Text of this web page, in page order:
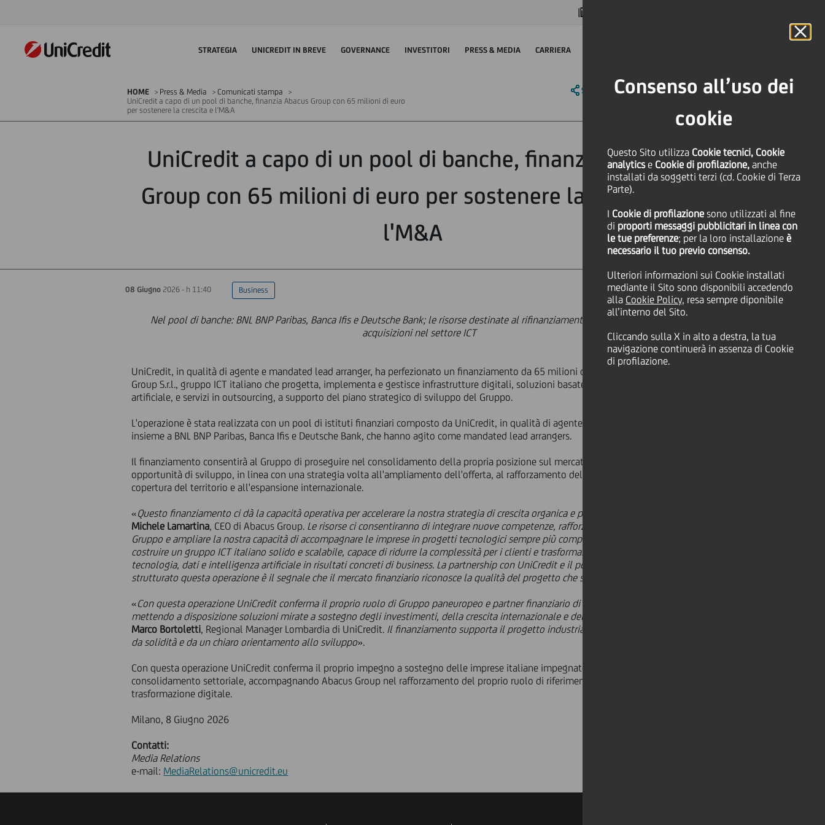
Consenso all’uso dei
cookie
Questo Sito utilizza Cookie tecnici, Cookie
analyticse Cookie di profilazione, anche
installati da soggetti terzi (cd. Cookie di Terza
Parte).
I Cookie di profilazione sono utilizzati al fine
di proporti messaggi pubblicitari in linea con
le tue preferenze; per la loro installazione è
necessario il tuo previo consenso.
Ulteriori informazioni sui Cookie installati
mediante il Sito sono disponibili accedendo
alla Cookie Policy, resa sempre diponibile
all’interno del Sito.
Cliccando sulla X in alto a destra, la tua
navigazione continuerà in assenza di Cookie
di profilazione.
STRATEGIA UNICREDIT IN BREVE GOVERNANCE INVESTITORI PRESS & MEDIA CARRIERA
HOME Press & Media
Comunicati stampa
UniCredit a capo di un pool di banche, finanzia Abacus Group con 65 milioni di euro
per sostenere la crescita e l'M&A
SHARE PRINT SEND
UniCredit a capo di un pool di banche, finanzia Abacus
Group con 65 milioni di euro per sostenere la crescita e
l'M&A
08 Giugno 2026 - h 11:40 Business
Nel pool di banche: BNL BNP Paribas, Banca Ifis e Deutsche Bank; le risorse destinate al rifinanziamento del debito e al piano di
acquisizioni nel settore ICT
UniCredit, in qualità di agente e mandated lead arranger, ha perfezionato un finanziamento da 65 milioni di euro a favore di Abacus
Group S.r.l., gruppo ICT italiano che progetta, implementa e gestisce infrastrutture digitali, soluzioni basate su dati e intelligenza
artificiale, e servizi in outsourcing, a supporto del piano strategico di sviluppo del Gruppo.
L'operazione è stata realizzata con un pool di istituti finanziari composto da UniCredit, in qualità di agente e mandated lead arranger,
insieme a BNL BNP Paribas, Banca Ifis e Deutsche Bank, che hanno agito come mandated lead arrangers.
Il finanziamento consentirà al Gruppo di proseguire nel consolidamento della propria posizione sul mercato e di cogliere nuove
opportunità di sviluppo, in linea con una strategia volta all'ampliamento dell'offerta, al rafforzamento delle competenze verticali, alla
copertura del territorio e all'espansione internazionale.
«Questo finanziamento ci dà la capacità operativa per accelerare la nostra strategia di crescita organica e per acquisizioni
Michele Lamartina, CEO di Abacus Group. Le risorse ci consentiranno di integrare nuove competenze, rafforzare le aree strategiche del
Gruppo e ampliare la nostra capacità di accompagnare le imprese in progetti tecnologici sempre più complessi. Il nostro obiettivo è
costruire un gruppo ICT italiano solido e scalabile, capace di ridurre la complessità per i clienti e trasformare gli investimenti in
tecnologia, dati e intelligenza artificiale in risultati concreti di business. La partnership con UniCredit e il pool di istituti che ha
strutturato questa operazione è il segnale che il mercato finanziario riconosce la qualità del progetto che stiamo costruendo
«Con questa operazione UniCredit conferma il proprio ruolo di Gruppo paneuropeo e partner finanziario di riferimento per le imprese,
mettendo a disposizione soluzioni mirate a sostegno degli investimenti, della crescita internazionale e della competitività
Marco Bortoletti, Regional Manager Lombardia di UniCredit. Il finanziamento supporta il progetto industriale di Abacus, caratterizzato
da solidità e da un chiaro orientamento allo sviluppo».
Con questa operazione UniCredit conferma il proprio impegno a sostegno delle imprese italiane impegnate in percorsi di crescita e di
consolidamento settoriale, accompagnando Abacus Group nel rafforzamento del proprio ruolo di riferimento nei processi di
trasformazione digitale.
Milano, 8 Giugno 2026
Contatti:
Media Relations
e-mail: MediaRelations@unicredit.eu